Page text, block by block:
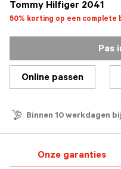
Tommy Hilfiger 2041
50% korting op een complete
Pas
Online passen
Binnen 10 werkdagen
Onze garanties